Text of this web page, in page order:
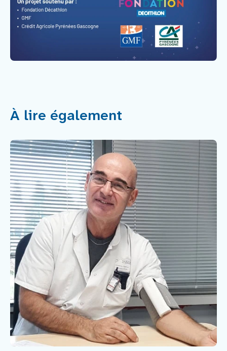
À lire également